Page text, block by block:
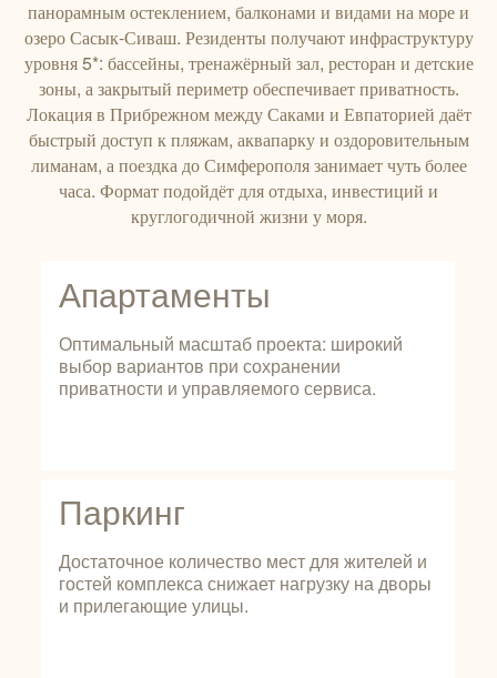
панорамным остеклением, балконами и видами на море и
озеро Сасык‑Сиваш. Резиденты получают инфраструктуру
уровня 5*: бассейны, тренажёрный зал, ресторан и детские
зоны, а закрытый периметр обеспечивает приватность.
Локация в Прибрежном между Саками и Евпаторией даёт
быстрый доступ к пляжам, аквапарку и оздоровительным
лиманам, а поездка до Симферополя занимает чуть более
часа. Формат подойдёт для отдыха, инвестиций и
круглогодичной жизни у моря.
Паркинг
Достаточное количество мест для жителей и
гостей комплекса снижает нагрузку на дворы
и прилегающие улицы.
Апартаменты
Оптимальный масштаб проекта: широкий
выбор вариантов при сохранении
приватности и управляемого сервиса.